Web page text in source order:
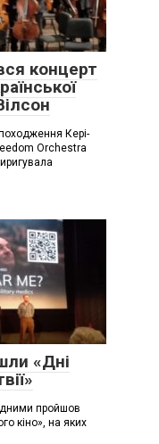
концерт
Кері-
Orchestra
«Дні
пройшов
кіно», на яких